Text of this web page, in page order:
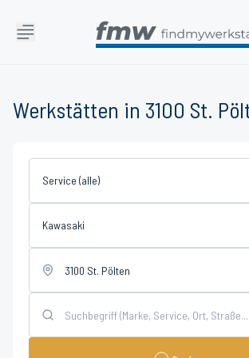
Werkstätten in 3100 St.
Service (alle)
Kawasaki